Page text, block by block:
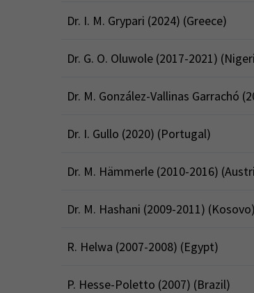
Dr. I. M. Grypari (2024) (Greece)
Dr. G. O. Oluwole (2017-2021)
Dr. M. González-Vallinas Garrachó
Dr. I. Gullo (2020) (Portugal)
Dr. M. Hämmerle (2010-2016)
Dr. M. Hashani (2009-2011) (Kosovo)
R. Helwa (2007-2008) (Egypt)
P. Hesse-Poletto (2007) (Brazil)